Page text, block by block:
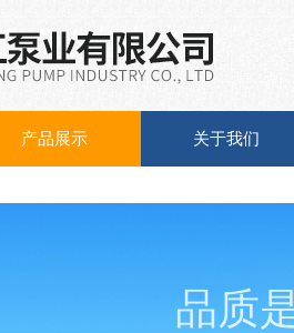
产品展示 关于我们
品质